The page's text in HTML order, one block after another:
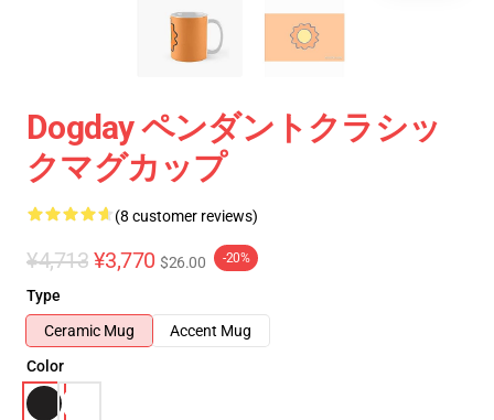
Dogday ペンダントクラシッ
クマグカップ
(8 customer reviews)
¥4,713 ¥3,770 $26.00 -20%
Type
Ceramic Mug
Accent Mug
Color